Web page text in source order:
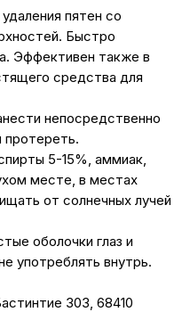
пятен со
Быстро
Эффективен также в
средства для
непосредственно
5-15%, аммиак,
месте, в местах
от солнечных лучей
оболочки глаз и
употреблять внутрь.
303, 68410